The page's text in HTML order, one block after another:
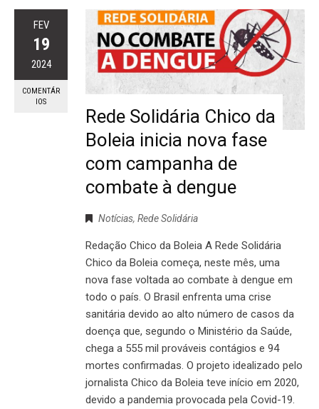
FEV
19
2024
COMENTÁR
IOS
Rede Solidária Chico da
Boleia inicia nova fase
com campanha de
combate à dengue
Notícias, Rede Solidária
Redação Chico da Boleia A Rede Solidária
Chico da Boleia começa, neste mês, uma
nova fase voltada ao combate à dengue em
todo o país. O Brasil enfrenta uma crise
sanitária devido ao alto número de casos da
doença que, segundo o Ministério da Saúde,
chega a 555 mil prováveis contágios e 94
mortes confirmadas. O projeto idealizado pelo
jornalista Chico da Boleia teve início em 2020,
devido a pandemia provocada pela Covid-19.